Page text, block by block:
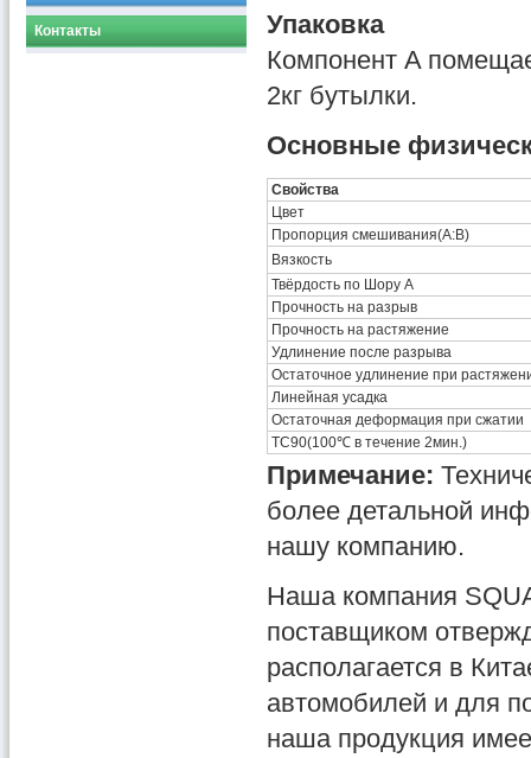
Контакты
Упаковка
Компонент A
2кг бутылки.
Основные
Свойства
Цвет
Пропорция смешивания(A:B)
Вязкость
Твёрдость по Шору A
Прочность на разрыв
Прочность на растяжение
Удлинение после разрыва
Остаточное удлинение при
Линейная усадка
Остаточная деформация при сжатии
TC90(100℃ в течение 2мин.)
Примечание:
более детальной
нашу компанию.
Наша компания
поставщиком
располагается в
автомобилей и для
наша продукция